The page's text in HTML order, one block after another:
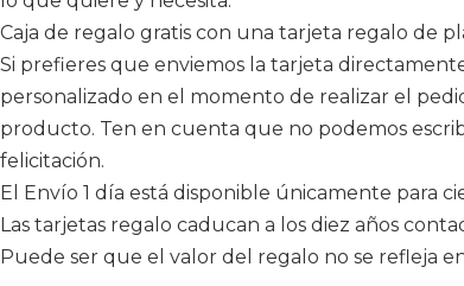
Caja de regalo gratis con una tarjeta regalo de
Si prefieres que enviemos la tarjeta
personalizado en el momento de realizar el
producto. Ten en cuenta que no podemos
felicitación.
El Envío 1 día está disponible únicamente para
Las tarjetas regalo caducan a los diez años
Puede ser que el valor del regalo no se refleja